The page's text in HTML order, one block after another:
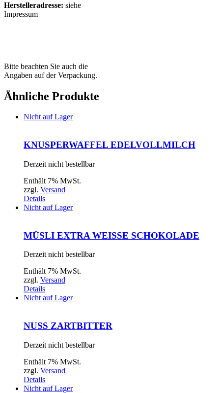
Herstelleradresse: siehe
Impressum
Bitte beachten Sie auch die
Angaben auf der Verpackung.
Ähnliche Produkte
Nicht auf Lager
KNUSPERWAFFEL EDELVOLLMILCH
Derzeit nicht bestellbar
Enthält 7% MwSt.
zzgl. Versand
Details
Nicht auf Lager
MÜSLI EXTRA WEISSE SCHOKOLADE
Derzeit nicht bestellbar
Enthält 7% MwSt.
zzgl. Versand
Details
Nicht auf Lager
NUSS ZARTBITTER
Derzeit nicht bestellbar
Enthält 7% MwSt.
zzgl. Versand
Details
Nicht auf Lager